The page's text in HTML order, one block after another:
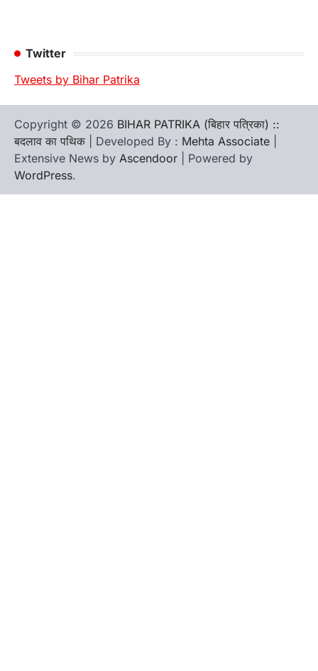
Twitter
Tweets by Bihar Patrika
Copyright © 2026 BIHAR PATRIKA (बिहार पत्रिका) ::
बदलाव का पथिक | Developed By : Mehta Associate
Extensive News by Ascendoor | Powered by
WordPress.